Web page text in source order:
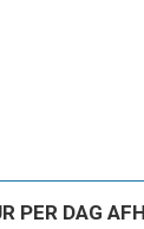
PER DAG